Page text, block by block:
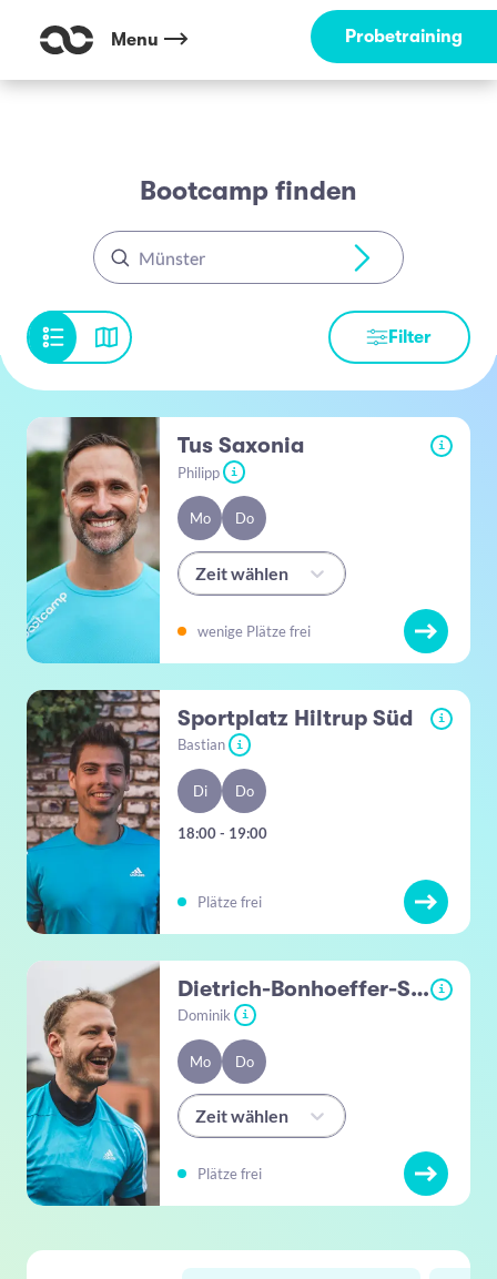
Menu Probetraining
Bootcamp finden
Münster
Filter
Tus Saxonia i
Philipp i
Mo Do
Zeit wählen
wenige Plätze frei
Sportplatz Hiltrup Süd i
Bastian i
Di Do
18:00 - 19:00
Plätze frei
Dietrich-Bonhoeffer-Schule i
Dominik i
Mo Do
Zeit wählen
Plätze frei